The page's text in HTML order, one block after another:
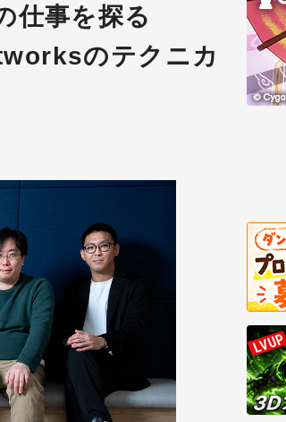
仕事を探る
のテクニカ